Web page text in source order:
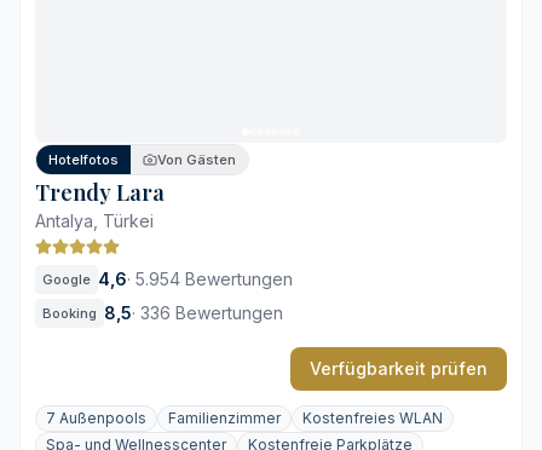
Hohe Auslastung während der Sommermonate
Renovierungsbedarf in vereinzelten Wohneinheiten
Hotelfotos Von Gästen
Trendy Lara
Antalya, Türkei
Google 4,6· 5.954 Bewertungen
Booking 8,5· 336 Bewertungen
Verfügbarkeit prüfen
7 Außenpools Familienzimmer
Kostenfreies WLAN
Spa- und Wellnesscenter
Kostenfreie Parkplätze